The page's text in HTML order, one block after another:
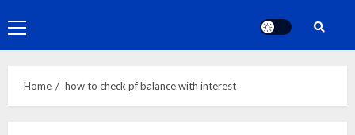
Primary
Menu
Home how to check pf balance with interest